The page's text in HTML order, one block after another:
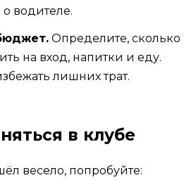
водителе.
Определите, сколько
на вход, напитки и еду.
лишних трат.
в клубе
весело, попробуйте: